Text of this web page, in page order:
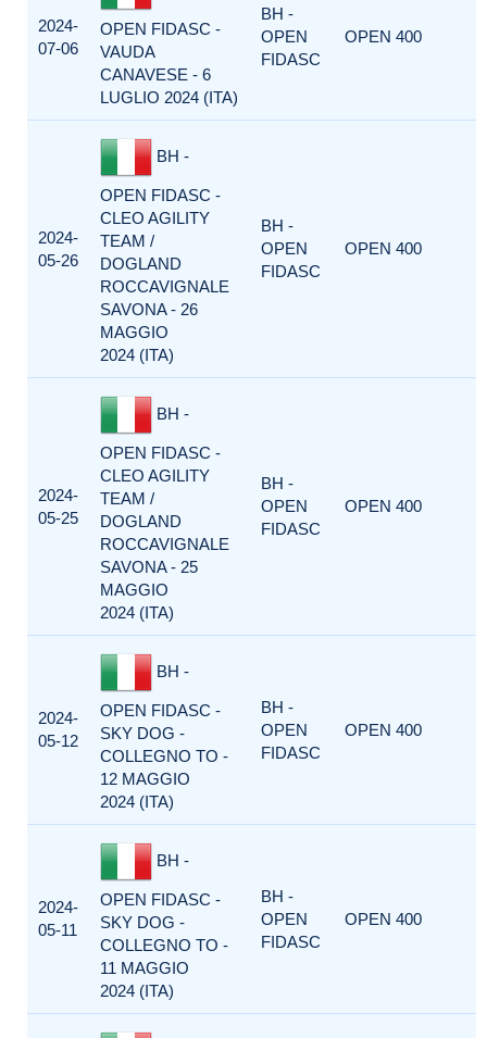
2024-
07-06
OPEN FIDASC -
VAUDA
CANAVESE - 6
LUGLIO 2024 (ITA)
BH -
OPEN
FIDASC
OPEN 400
2024-
05-26
BH -
OPEN FIDASC -
CLEO AGILITY
TEAM /
DOGLAND
ROCCAVIGNALE
SAVONA - 26
MAGGIO
2024 (ITA)
BH -
OPEN
FIDASC
OPEN 400
2024-
05-25
BH -
OPEN FIDASC -
CLEO AGILITY
TEAM /
DOGLAND
ROCCAVIGNALE
SAVONA - 25
MAGGIO
2024 (ITA)
BH -
OPEN
FIDASC
OPEN 400
2024-
05-12
BH -
OPEN FIDASC -
SKY DOG -
COLLEGNO TO -
12 MAGGIO
2024 (ITA)
BH -
OPEN
FIDASC
OPEN 400
2024-
05-11
BH -
OPEN FIDASC -
SKY DOG -
COLLEGNO TO -
11 MAGGIO
2024 (ITA)
BH -
OPEN
FIDASC
OPEN 400